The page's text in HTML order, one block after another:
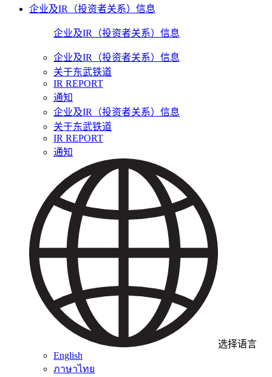
企业及IR（投资者关系）信息
企业及IR（投资者关系）信息
企业及IR（投资者关系）信息
关于东武铁道
IR REPORT
通知
企业及IR（投资者关系）信息
关于东武铁道
IR REPORT
通知
选择语言
English
ภาษาไทย